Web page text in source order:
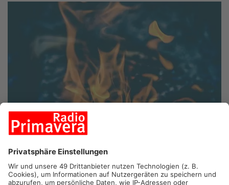
OBERNBURG/ALZENAU.Am bayerischen Untermain treiben
Feuerteufel ihr Unwesen. Nach mehreren Bränden bei Alzenau